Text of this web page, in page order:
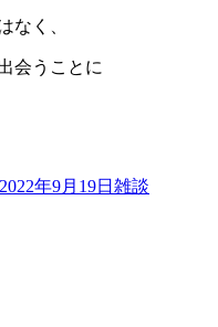
なく、
会うことに
2022年9月19日ゴ
雑談